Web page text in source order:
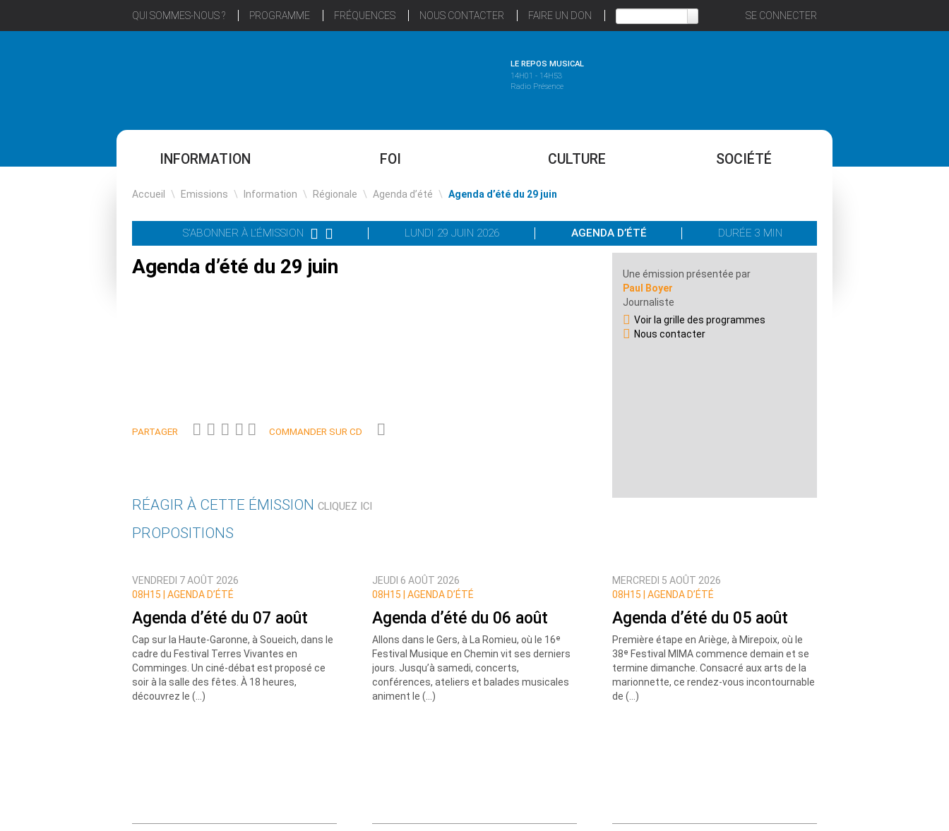
QUI SOMMES-NOUS ? PROGRAMME FRÉQUENCES NOUS CONTACTER FAIRE UN DON SE CONNECTER
LE REPOS MUSICAL
14H01 - 14H53
Radio Présence
INFORMATION FOI CULTURE SOCIÉTÉ
Accueil \ Emissions \ Information \ Régionale \ Agenda d’été \ Agenda d’été du 29 juin
S'ABONNER À L'ÉMISSION LUNDI 29 JUIN 2026 AGENDA D’ÉTÉ DURÉE 3 MIN
Agenda d’été du 29 juin
PARTAGER COMMANDER SUR CD
Une émission présentée par
Paul Boyer
Journaliste
Voir la grille des programmes
Nous contacter
RÉAGIR À CETTE ÉMISSION CLIQUEZ ICI
Nom
Courriel (non publié)
PROPOSITIONS
VENDREDI 7 AOÛT 2026
08H15 |
AGENDA D’ÉTÉ
Agenda d’été du 07 août
Cap sur la Haute-Garonne, à Soueich, dans le
cadre du Festival Terres Vivantes en
Comminges. Un ciné-débat est proposé ce
soir à la salle des fêtes. À 18 heures,
découvrez le (…)
JEUDI 6 AOÛT 2026
08H15 |
AGENDA D’ÉTÉ
Agenda d’été du 06 août
Allons dans le Gers, à La Romieu, où le 16ᵉ
Festival Musique en Chemin vit ses derniers
jours. Jusqu’à samedi, concerts,
conférences, ateliers et balades musicales
animent le (…)
MERCREDI 5 AOÛT 2026
08H15 |
AGENDA D’ÉTÉ
Agenda d’été du 05 août
Première étape en Ariège, à Mirepoix, où le
38ᵉ Festival MIMA commence demain et se
termine dimanche. Consacré aux arts de la
marionnette, ce rendez-vous incontournable
de (…)